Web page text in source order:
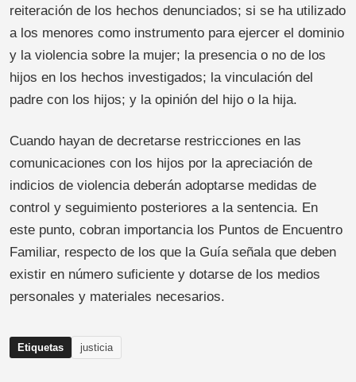
reiteración de los hechos denunciados; si se ha utilizado
a los menores como instrumento para ejercer el dominio
y la violencia sobre la mujer; la presencia o no de los
hijos en los hechos investigados; la vinculación del
padre con los hijos; y la opinión del hijo o la hija.
Cuando hayan de decretarse restricciones en las
comunicaciones con los hijos por la apreciación de
indicios de violencia deberán adoptarse medidas de
control y seguimiento posteriores a la sentencia. En
este punto, cobran importancia los Puntos de Encuentro
Familiar, respecto de los que la Guía señala que deben
existir en número suficiente y dotarse de los medios
personales y materiales necesarios.
Etiquetas justicia